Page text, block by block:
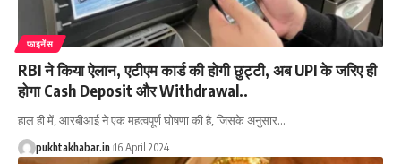
फाइनेंस
RBI ने किया ऐलान, एटीएम कार्ड की होगी छुट्टी, अब UPI के जरिए ही
होगा Cash Deposit और Withdrawal..
हाल ही में, आरबीआई ने एक महत्वपूर्ण घोषणा की है, जिसके अनुसार…
pukhtakhabar.in 16 April 2024